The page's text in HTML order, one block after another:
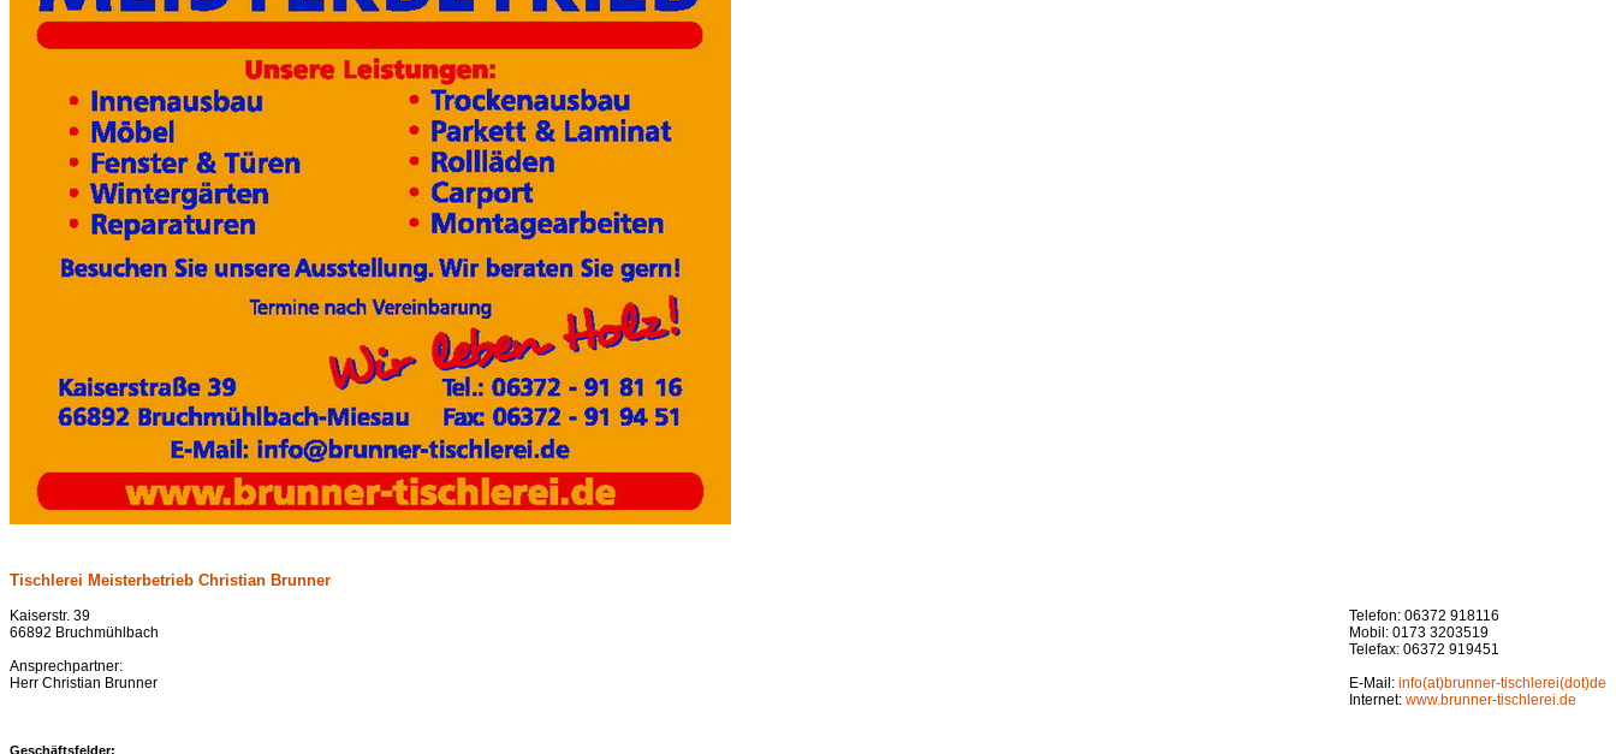
Tischlerei Meisterbetrieb Christian Brunner
Kaiserstr. 39
66892 Bruchmühlbach
Ansprechpartner:
Herr Christian Brunner
Telefon: 06372 918116
Mobil: 0173 3203519
Telefax: 06372 919451
E-Mail: info(at)brunner-tischlerei(dot)de
Internet: www.brunner-tischlerei.de
Geschäftsfelder: